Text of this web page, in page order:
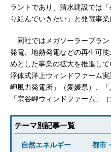
ラントであり、清水建設では
り組んでいきたい」と発電事
同社ではメガソーラープラン
発電、地熱発電などの再生可
めとした事業の拡大を推進し
浮体式洋上ウィンドファーム
岬風力発電所」（愛媛県）、「
「宗谷岬ウィンドファーム」
テーマ別記事一覧
自然エネルギー 都市